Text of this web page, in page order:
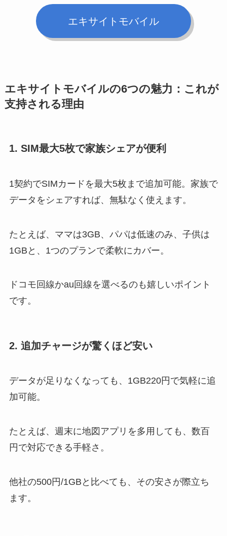
エキサイトモバイル
エキサイトモバイルの6つの魅力：これが
支持される理由
1. SIM最大5枚で家族シェアが便利
1契約でSIMカードを最大5枚まで追加可能。家族で
データをシェアすれば、無駄なく使えます。
たとえば、ママは3GB、パパは低速のみ、子供は
1GBと、1つのプランで柔軟にカバー。
ドコモ回線かau回線を選べるのも嬉しいポイント
です。
2. 追加チャージが驚くほど安い
データが足りなくなっても、1GB220円で気軽に追
加可能。
たとえば、週末に地図アプリを多用しても、数百
円で対応できる手軽さ。
他社の500円/1GBと比べても、その安さが際立ち
ます。